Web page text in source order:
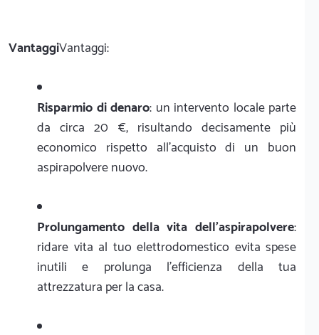
VantaggiVantaggi:
Risparmio di denaro: un intervento locale parte
da circa 20 €, risultando decisamente più
economico rispetto all'acquisto di un buon
aspirapolvere nuovo.
Prolungamento della vita dell'aspirapolvere:
ridare vita al tuo elettrodomestico evita spese
inutili e prolunga l'efficienza della tua
attrezzatura per la casa.